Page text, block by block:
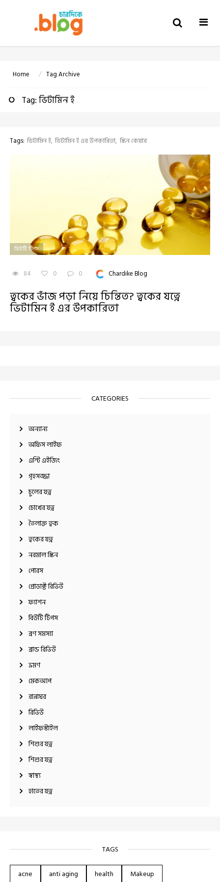
CATEGORIES
অন্যান্য
অফিস লাইফ
এন্টি এইজিং
গৃহসজ্জা
চুলের যত্ন
চোখের যত্ন
তৈলাক্ত ত্বক
ত্বকের যত্ন
নরমাল স্কিন
পোরস
প্রোডাক্ট রিভিউ
ফ্যাশন
বিউটি টিপস
ব্রণ সমস্যা
ব্রান্ড রিভিউ
ভ্রমণ
মেকআপ
রান্নাঘর
রিভিউ
লাইফস্টাইল
শিশুর যত্ন
শিশুর যত্ন
স্বাস্থ্য
হাতের যত্ন
TAGS
acne anti aging health
Makeup
Home Tag Archive
Tag: ভিটামিন ই
Tags: ভিটামিন ই ভিটামিন ই এর উপকারিতা স্কিন কেয়ার
বিউটি টিপস
84 0 0 Chardike Blog
ত্বকের ভাঁজ পড়া নিয়ে চিন্তিত? ত্বকের যত্নে
ভিটামিন ই এর উপকারিতা